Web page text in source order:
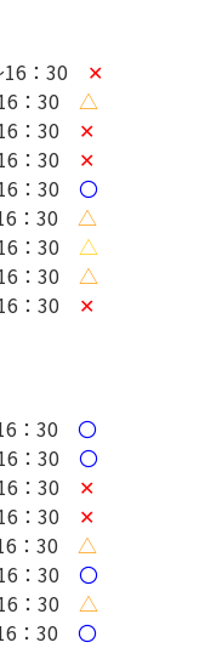
：30 ✕
：30 △
：30 ✕
：30 ✕
：30 〇
：30 △
：30 △
：30 △
：30 ✕
：30 〇
：30 〇
：30 ✕
：30 ✕
：30 △
：30 〇
：30 △
30
〇